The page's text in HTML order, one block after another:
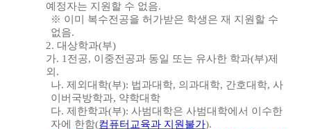
예정자는 지원할 수 없음.
※ 이미 복수전공을 허가받은 학생은 재 지원할 수
없음.
2.대상학과(부)
가. 1전공, 이중전공과 동일 또는 유사한 학과(부)제
외 .
나. 제외대학(부): 법과대학, 의과대학, 간호대학, 사
이버국방학과, 약학대학
다. 제한학과(부): 사범대학은 사범대학에서 이수한
자에 한함(컴퓨터교육과 지원불가).